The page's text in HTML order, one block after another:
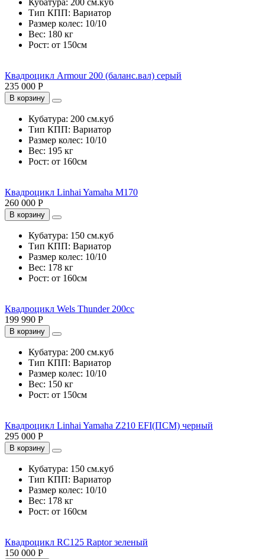
Тип КПП: Вариатор
Размер колес: 10/10
Вес: 180 кг
Рост: от 150см
Квадроцикл Armour 200 (баланс.вал) серый
235 000 Р
В корзину
Кубатура: 200 см.куб
Тип КПП: Вариатор
Размер колес: 10/10
Вес: 195 кг
Рост: от 160см
Квадроцикл Linhai Yamaha M170
260 000 Р
В корзину
Кубатура: 150 см.куб
Тип КПП: Вариатор
Размер колес: 10/10
Вес: 178 кг
Рост: от 160см
Квадроцикл Wels Thunder 200cc
199 990 Р
В корзину
Кубатура: 200 см.куб
Тип КПП: Вариатор
Размер колес: 10/10
Вес: 150 кг
Рост: от 150см
Квадроцикл Linhai Yamaha Z210 EFI(ПСМ) черный
295 000 Р
В корзину
Кубатура: 150 см.куб
Тип КПП: Вариатор
Размер колес: 10/10
Вес: 178 кг
Рост: от 160см
Квадроцикл RC125 Raptor зеленый
150 000 Р